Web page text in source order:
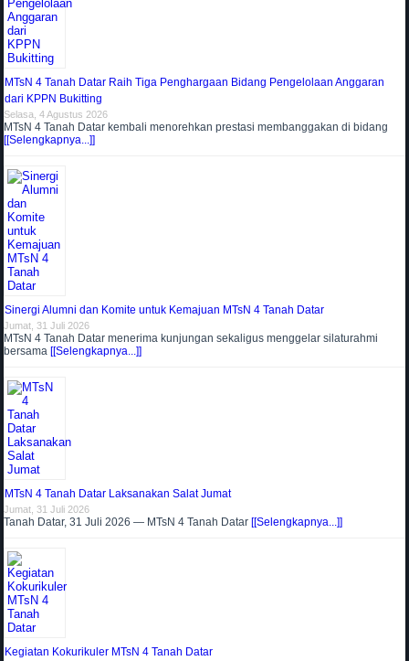
MTsN 4 Tanah Datar Raih Tiga Penghargaan Bidang Pengelolaan Anggaran
dari KPPN Bukitting
Selasa, 4 Agustus 2026
MTsN 4 Tanah Datar kembali menorehkan prestasi membanggakan di bidang
[[Selengkapnya...]]
Sinergi Alumni dan Komite untuk Kemajuan MTsN 4 Tanah Datar
Jumat, 31 Juli 2026
MTsN 4 Tanah Datar menerima kunjungan sekaligus menggelar silaturahmi
bersama [[Selengkapnya...]]
MTsN 4 Tanah Datar Laksanakan Salat Jumat
Jumat, 31 Juli 2026
Tanah Datar, 31 Juli 2026 — MTsN 4 Tanah Datar [[Selengkapnya...]]
Kegiatan Kokurikuler MTsN 4 Tanah Datar